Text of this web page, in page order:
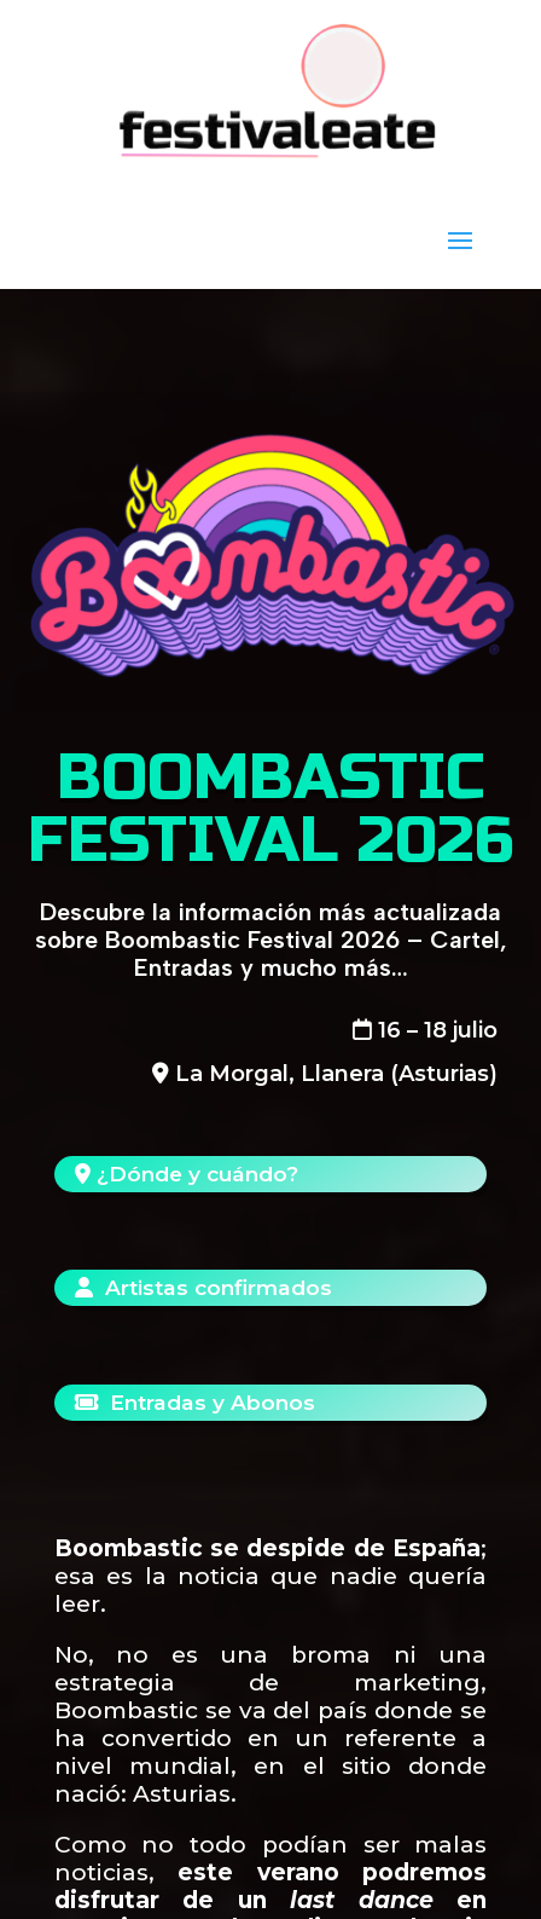
BOOMBASTIC
FESTIVAL 2026
Descubre la información más actualizada
sobre Boombastic Festival 2026 – Cartel,
Entradas y mucho más…
16 – 18 julio
La Morgal, Llanera (Asturias)
¿Dónde y cuándo?
Artistas confirmados
Entradas y Abonos
Boombastic se despide de España;
esa es la noticia que nadie quería
leer.
No, no es una broma ni una
estrategia de marketing,
Boombastic se va del país donde se
ha convertido en un referente a
nivel mundial, en el sitio donde
nació: Asturias.
Como no todo podían ser malas
noticias, este verano podremos
disfrutar de unlast danceen